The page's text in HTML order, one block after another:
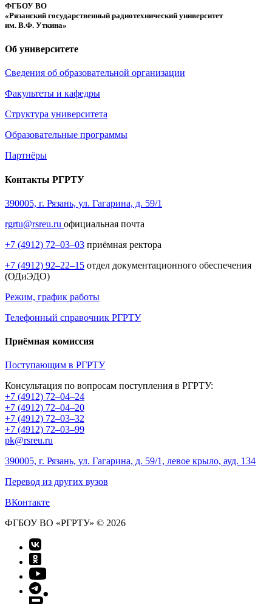
ФГБОУ ВО
«Рязанский государственный радиотехнический университет
им. В.Ф. Уткина»
Об университете
Сведения об образовательной организации
Факультеты и кафедры
Структура университета
Образовательные программы
Партнёры
Контакты РГРТУ
390005, г. Рязань, ул. Гагарина, д. 59/1
rgrtu@rsreu.ru официальная почта
+7 (4912) 72–03–03 приёмная ректора
+7 (4912) 92–22–15 отдел документационного обеспечения
(ОДиЭДО)
Режим, график работы
Телефонный справочник РГРТУ
Приёмная комиссия
Поступающим в РГРТУ
Консультация по вопросам поступления в РГРТУ:
+7 (4912) 72–04–24
+7 (4912) 72–04–20
+7 (4912) 72–03–32
+7 (4912) 72–03–99
pk@rsreu.ru
390005, г. Рязань, ул. Гагарина, д. 59/1, левое крыло, ауд. 134
Перевод из других вузов
ВКонтакте
ФГБОУ ВО «РГРТУ» © 2026